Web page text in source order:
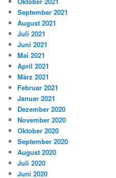
September 2021
August 2021
Juli 2021
Juni 2021
Mai 2021
April 2021
März 2021
Februar 2021
Januar 2021
Dezember 2020
November 2020
Oktober 2020
September 2020
August 2020
Juli 2020
Juni 2020